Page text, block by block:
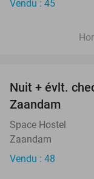
Vendu : 45
Nuit + évlt.
Zaandam
Space Hostel
Zaandam
Vendu : 48